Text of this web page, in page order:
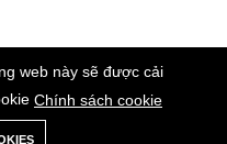
web này sẽ được cải
Chính sách cookie